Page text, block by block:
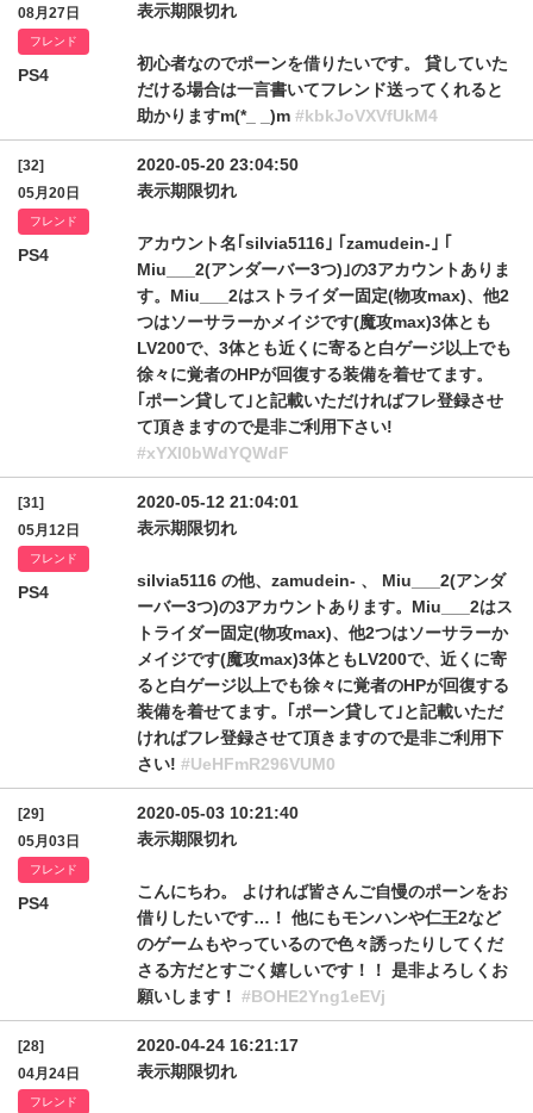
08月27日
フレンド
PS4
表示期限切れ
初心者なのでポーンを借りたいです。 貸していた
だける場合は一言書いてフレンド送ってくれると
助かりますm(*_ _)m #kbkJoVXVfUkM4
[32]
05月20日
フレンド
PS4
2020-05-20 23:04:50
表示期限切れ
アカウント名｢silvia5116｣ ｢zamudein-｣ ｢
Miu___2(アンダーバー3つ)｣の3アカウントありま
す。Miu___2はストライダー固定(物攻max)、他2
つはソーサラーかメイジです(魔攻max)3体とも
LV200で、3体とも近くに寄ると白ゲージ以上でも
徐々に覚者のHPが回復する装備を着せてます。
｢ポーン貸して｣と記載いただければフレ登録させ
て頂きますので是非ご利用下さい!
#xYXl0bWdYQWdF
[31]
05月12日
フレンド
PS4
2020-05-12 21:04:01
表示期限切れ
silvia5116 の他、zamudein- 、 Miu___2(アンダ
ーバー3つ)の3アカウントあります。Miu___2はス
トライダー固定(物攻max)、他2つはソーサラーか
メイジです(魔攻max)3体ともLV200で、近くに寄
ると白ゲージ以上でも徐々に覚者のHPが回復する
装備を着せてます。｢ポーン貸して｣と記載いただ
ければフレ登録させて頂きますので是非ご利用下
さい! #UeHFmR296VUM0
[29]
05月03日
フレンド
PS4
2020-05-03 10:21:40
表示期限切れ
こんにちわ。 よければ皆さんご自慢のポーンをお
借りしたいです…！ 他にもモンハンや仁王2など
のゲームもやっているので色々誘ったりしてくだ
さる方だとすごく嬉しいです！！ 是非よろしくお
願いします！ #BOHE2Yng1eEVj
[28]
04月24日
フレンド
2020-04-24 16:21:17
表示期限切れ